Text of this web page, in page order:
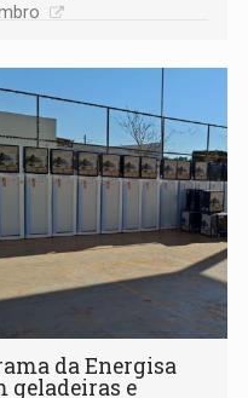
da Energisa
geladeiras e